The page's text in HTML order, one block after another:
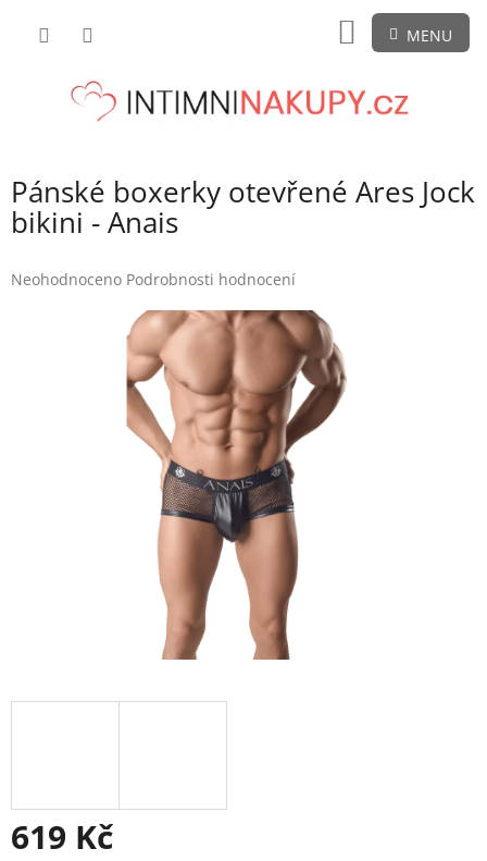
NÁKUPNÍ
KOŠÍK
Pánské boxerky otevřené Ares Jock
bikini - Anais
Průměrné
Neohodnoceno Podrobnosti hodnocení
619 Kč